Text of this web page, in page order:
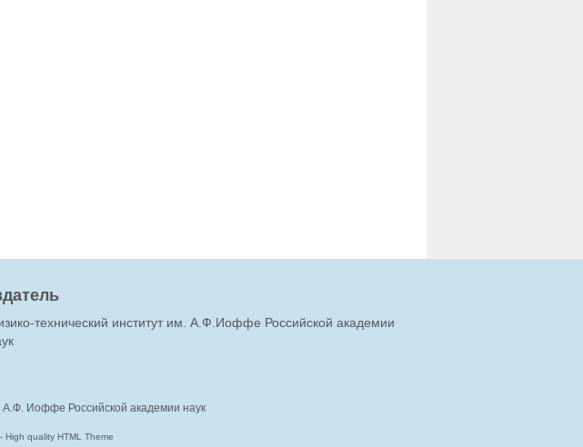
технический институт им. А.Ф.Иоффе Российской академии
А.Ф. Иоффе Российской академии наук
High quality HTML Theme